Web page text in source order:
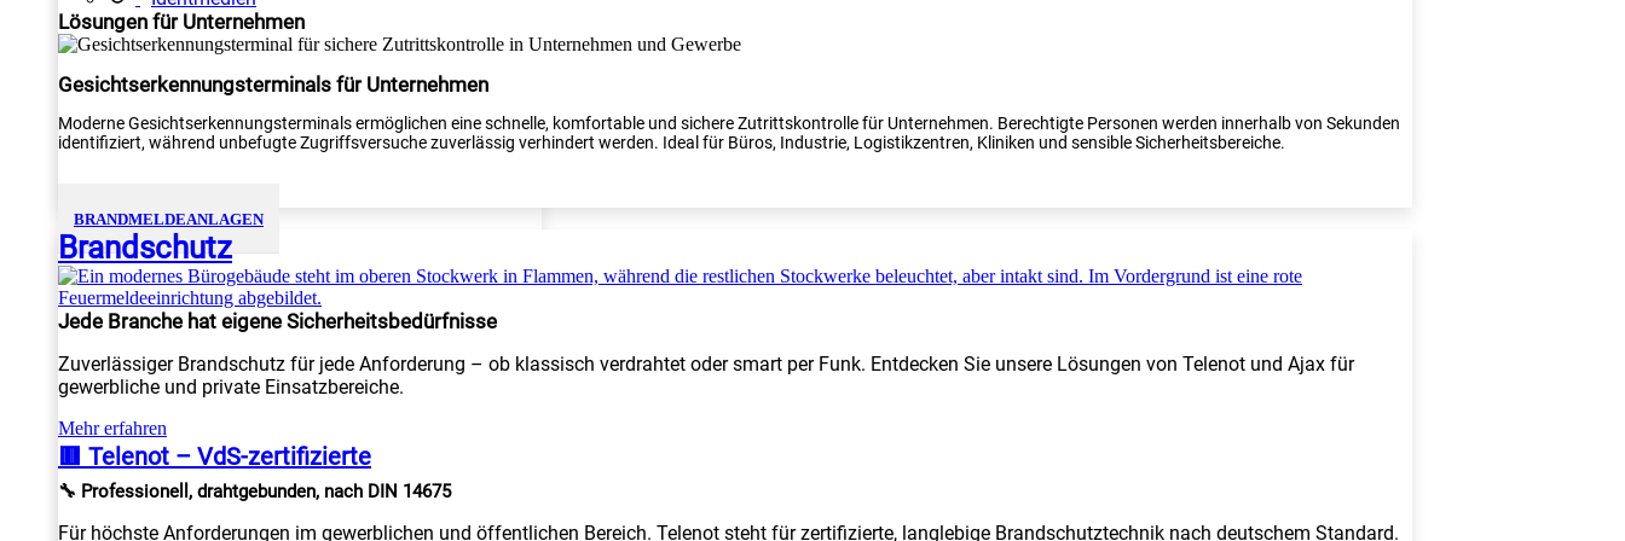
Lösungen für Unternehmen
Gesichtserkennungsterminals für Unternehmen
Moderne Gesichtserkennungsterminals ermöglichen eine schnelle, komfortable und sichere Zutrittskontrolle für Unternehmen. Berechtigte Personen werden innerhalb von Sekunden
identifiziert, während unbefugte Zugriffsversuche zuverlässig verhindert werden. Ideal für Büros, Industrie, Logistikzentren, Kliniken und sensible Sicherheitsbereiche.
BRANDMELDEANLAGEN
Brandschutz
Jede Branche hat eigene Sicherheitsbedürfnisse
Zuverlässiger Brandschutz für jede Anforderung – ob klassisch verdrahtet oder smart per Funk. Entdecken Sie unsere Lösungen von Telenot und Ajax für
gewerbliche und private Einsatzbereiche.
Mehr erfahren
🟥 Telenot – VdS-zertifizierte
🔧 Professionell, drahtgebunden, nach DIN 14675
Für höchste Anforderungen im gewerblichen und öffentlichen Bereich. Telenot steht für zertifizierte, langlebige Brandschutztechnik nach deutschem Standard.